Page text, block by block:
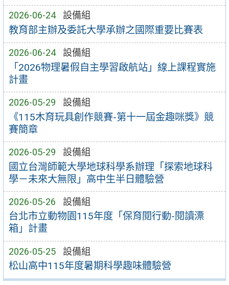
2026-06-24 設備組
教育部主辦及委託大學承辦之國際重要比賽表
2026-06-24 設備組
「2026物理暑假自主學習啟航站」線上課程實施
計畫
2026-05-29 設備組
《115木育玩具創作競賽-第十一屆金趣咪獎》競
賽簡章
2026-05-29 設備組
國立台灣師範大學地球科學系辦理「探索地球科
學－未來大無限」高中生半日體驗營
2026-05-26 設備組
台北市立動物園115年度「保育閱行動-閱讀漂
箱」計畫
2026-05-25 設備組
松山高中115年度暑期科學趣味體驗營